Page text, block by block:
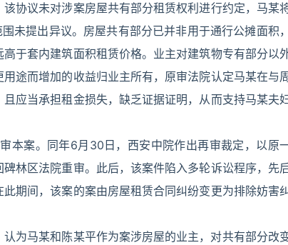
协议未对涉案房屋共有部分租赁权利进行约定，马某
未提出异议。房屋共有部分已并非用于通行公摊面积，
于套内建筑面积租赁价格。业主对建筑物专有部分以
途而增加的收益归业主所有，原审法院认定马某在与周
应当承担租金损失，缺乏证据证明，从而支持马某夫
本案。同年6月30日，西安中院作出再审裁定，以原
林区法院重审。此后，该案件陷入多轮诉讼程序，先
期间，该案的案由房屋租赁合同纠纷变更为排除妨害纠
为马某和陈某平作为案涉房屋的业主，对共有部分改